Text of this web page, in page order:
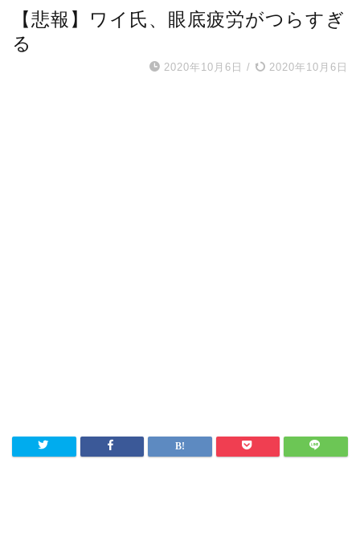
【悲報】ワイ氏、眼底疲労がつらすぎ
る
2020年10月6日 / 2020年10月6日